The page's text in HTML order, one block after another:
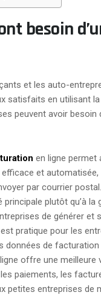
besoin
et les auto-
satisfaits en utilisant
peuvent avoir besoin
en ligne permet
et automatisée,
par courrier
plutôt qu’à la
de générer et
pratique pour les
données de
offre une meilleure
paiements, les
petites entreprises de